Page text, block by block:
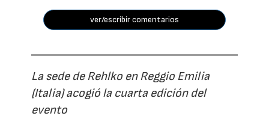
ver/escribir comentarios
La sede de Rehlko en Reggio Emilia
(Italia) acogió la cuarta edición del
evento